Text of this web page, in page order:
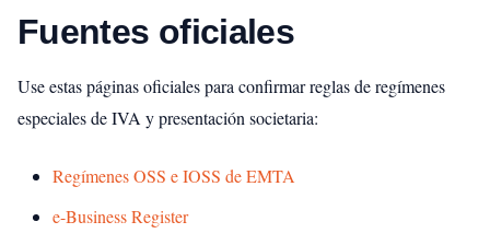
Fuentes oficiales
Use estas páginas oficiales para confirmar reglas de regímenes
especiales de IVA y presentación societaria:
Regímenes OSS e IOSS de EMTA
e-Business Register